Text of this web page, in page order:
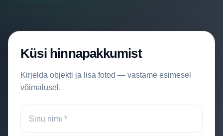
Küsi hinnapakkumist
Kirjelda objekti ja lisa fotod — vastame esimesel
võimalusel.